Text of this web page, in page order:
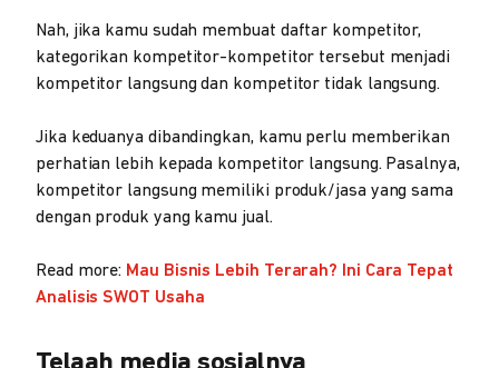
Nah, jika kamu sudah membuat daftar kompetitor,
kategorikan kompetitor-kompetitor tersebut menjadi
kompetitor langsung dan kompetitor tidak langsung.
Jika keduanya dibandingkan, kamu perlu memberikan
perhatian lebih kepada kompetitor langsung. Pasalnya,
kompetitor langsung memiliki produk/jasa yang sama
dengan produk yang kamu jual.
Read more: Mau Bisnis Lebih Terarah? Ini Cara Tepat
Analisis SWOT Usaha